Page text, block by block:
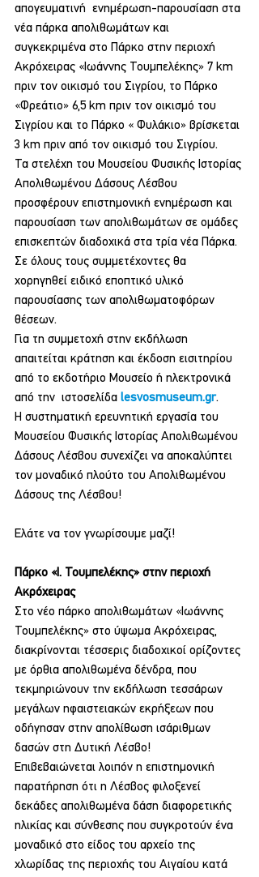
απογευματινή  ενημέρωση-παρουσίαση στα
νέα πάρκα απολιθωμάτων και
συγκεκριμένα στο Πάρκο στην περιοχή
Ακρόχειρας «Ιωάννης Τουμπελέκης» 7 km
πριν τον οικισμό του Σιγρίου, το Πάρκο
«Φρεάτιο» 6,5 km πριν τον οικισμό του
Σιγρίου και το Πάρκο « Φυλάκιο» βρίσκεται
3 km πριν από τον οικισμό του Σιγρίου.
Τα στελέχη του Μουσείου Φυσικής Ιστορίας
Απολιθωμένου Δάσους Λέσβου
προσφέρουν επιστημονική ενημέρωση και
παρουσίαση των απολιθωμάτων σε ομάδες
επισκεπτών διαδοχικά στα τρία νέα Πάρκα.
Σε όλους τους συμμετέχοντες θα
χορηγηθεί ειδικό εποπτικό υλικό
παρουσίασης των απολιθωματοφόρων
θέσεων.
Για τη συμμετοχή στην εκδήλωση
απαιτείται κράτηση και έκδοση εισιτηρίου
από το εκδοτήριο Μουσείο ή ηλεκτρονικά
από την  ιστοσελίδα lesvosmuseum.gr.
Η συστηματική ερευνητική εργασία του
Μουσείου Φυσικής Ιστορίας Απολιθωμένου
Δάσους Λέσβου συνεχίζει να αποκαλύπτει
τον μοναδικό πλούτο του Απολιθωμένου
Δάσους της Λέσβου!
Ελάτε να τον γνωρίσουμε μαζί!
Πάρκο «Ι. Τουμπελέκης» στην περιοχή
Ακρόχειρας
Στο νέο πάρκο απολιθωμάτων «Ιωάννης
Τουμπελέκης» στο ύψωμα Ακρόχειρας,
διακρίνονται τέσσερις διαδοχικοί ορίζοντες
με όρθια απολιθωμένα δένδρα, που
τεκμηριώνουν την εκδήλωση τεσσάρων
μεγάλων ηφαιστειακών εκρήξεων που
οδήγησαν στην απολίθωση ισάριθμων
δασών στη Δυτική Λέσβο!
Επιβεβαιώνεται λοιπόν η επιστημονική
παρατήρηση ότι η Λέσβος φιλοξενεί
δεκάδες απολιθωμένα δάση διαφορετικής
ηλικίας και σύνθεσης που συγκροτούν ένα
μοναδικό στο είδος του αρχείο της
χλωρίδας της περιοχής του Αιγαίου κατά